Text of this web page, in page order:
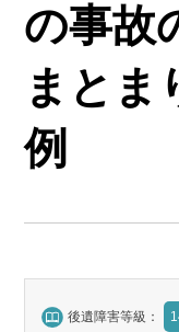
の事故
まとま
例
後遺障害等級：